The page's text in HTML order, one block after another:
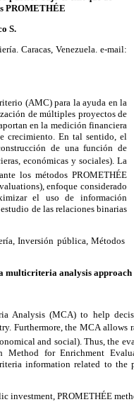
PROMETHÉE
S.
Caracas, Venezuela. e-mail:
(AMC) para la ayuda en la
de múltiples proyectos de
en la medición financiera
crecimiento. En tal sentido, el
de una función de
económicas y sociales). La
los métodos PROMETHÉE
enfoque considerado
el uso de información
de las relaciones binarias
Inversión pública, Métodos
multicriteria analysis
Analysis (MCA) to help
Furthermore, the MCA allows
and social). Thus, the
Method for Enrichment
information related to the
investment, PROMETHÉE